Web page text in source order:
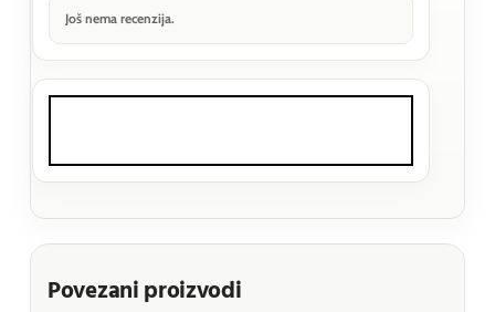
Još nema recenzija.
Povezani proizvodi